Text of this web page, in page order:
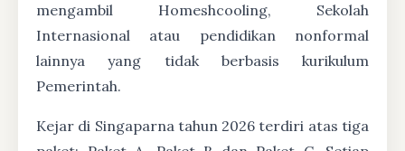
mengambil Homeshcooling, Sekolah
Internasional atau pendidikan nonformal
lainnya yang tidak berbasis kurikulum
Pemerintah.
Kejar di Singaparna tahun 2026 terdiri atas tiga